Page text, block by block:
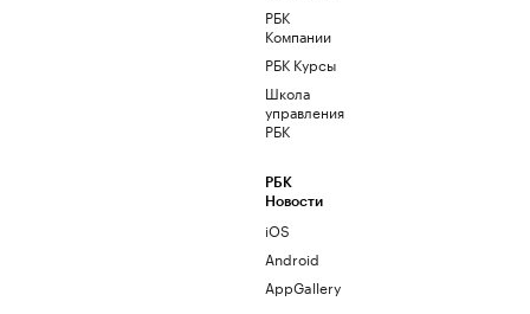
РБК
Компании
РБК Курсы
Школа
управления
РБК
РБК
Новости
iOS
Android
AppGallery